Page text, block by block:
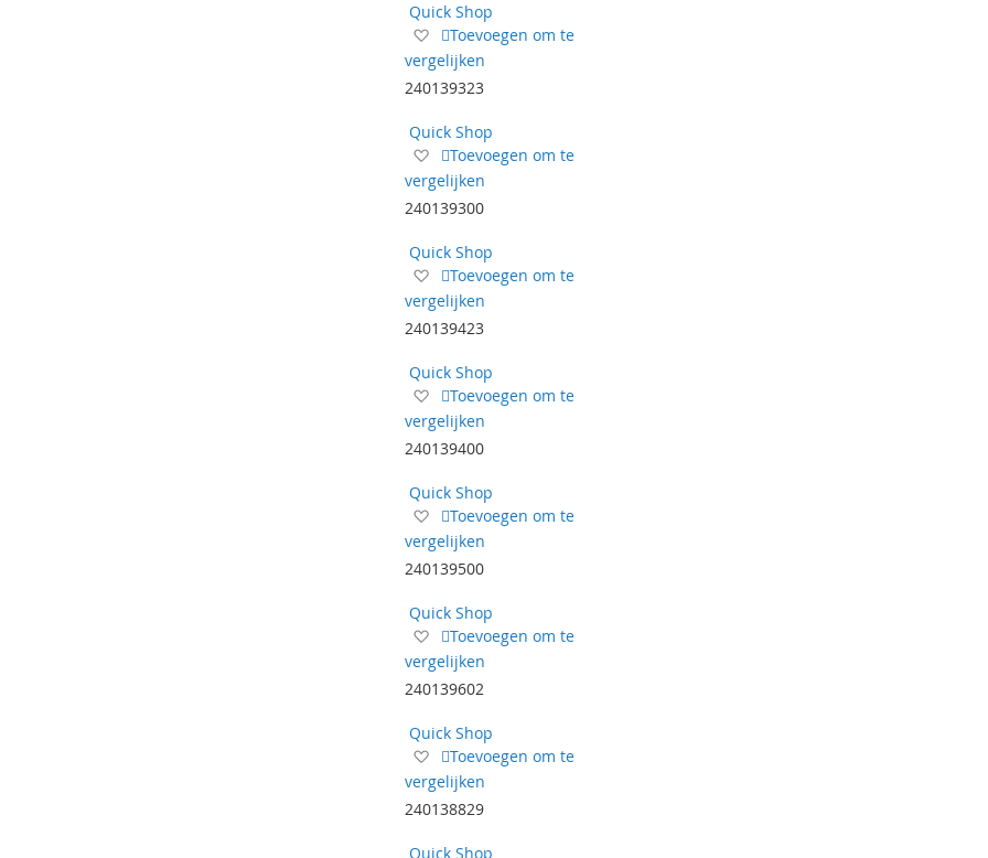
Quick Shop
Voeg
toe
aan
verlanglijst
Toevoegen om te
vergelijken
240139323
Quick Shop
Voeg
toe
aan
verlanglijst
Toevoegen om te
vergelijken
240139300
Quick Shop
Voeg
toe
aan
verlanglijst
Toevoegen om te
vergelijken
240139423
Quick Shop
Voeg
toe
aan
verlanglijst
Toevoegen om te
vergelijken
240139400
Quick Shop
Voeg
toe
aan
verlanglijst
Toevoegen om te
vergelijken
240139500
Quick Shop
Voeg
toe
aan
verlanglijst
Toevoegen om te
vergelijken
240139602
Quick Shop
Voeg
toe
aan
verlanglijst
Toevoegen om te
vergelijken
240138829
Quick Shop